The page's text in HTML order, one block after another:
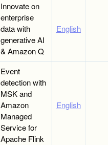
Innovate on
enterprise
data with
generative AI
& Amazon Q
English
Event
detection with
MSK and
Amazon
Managed
Service for
Apache Flink
English